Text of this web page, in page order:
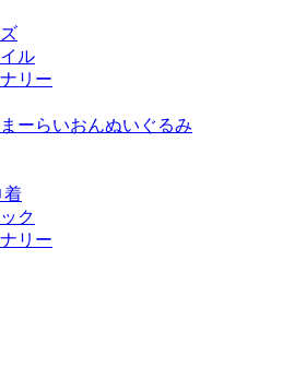
ル
リー
ーらいおんぬいぐるみ
着
ク
リー